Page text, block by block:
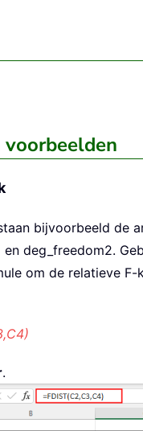
voorbeelden
bijvoorbeeld de
en deg_freedom2.
om de relatieve F-
.